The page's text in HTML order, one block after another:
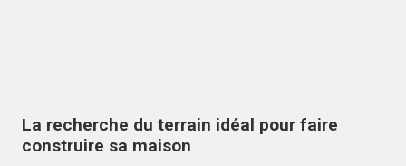
La recherche du terrain idéal pour faire
construire sa maison